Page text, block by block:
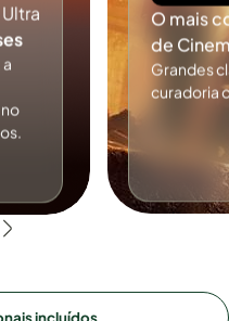
O mais
de
Grandes
curadoria
incluídos